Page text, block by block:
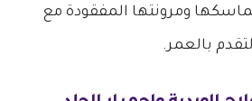
ومرونتها المفقودة مع
بالعمر.